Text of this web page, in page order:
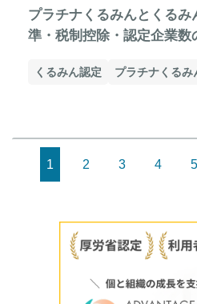
プラチナくるみんとくる
準・税制控除・認定企業数
くるみん認定 プラチナくるみ
1 2 3 4 5